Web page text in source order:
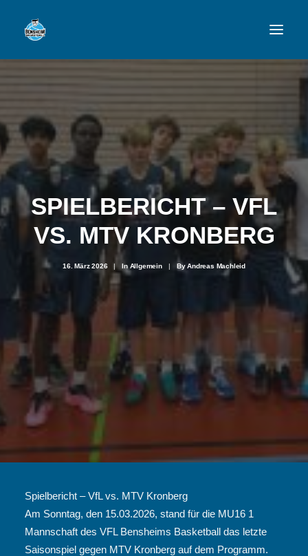
TEAMS
NEWSFEED
FAN-SHOP
VFL BENSHEIM
SPIELBERICHT – VFL
VS. MTV KRONBERG
16. März 2026 | In Allgemein | ByAndreas Machleid
Spielbericht – VfL vs. MTV Kronberg
Am Sonntag, den 15.03.2026, stand für die MU16 1
Mannschaft des VFL Bensheims Basketball das letzte
Saisonspiel gegen MTV Kronberg auf dem Programm.